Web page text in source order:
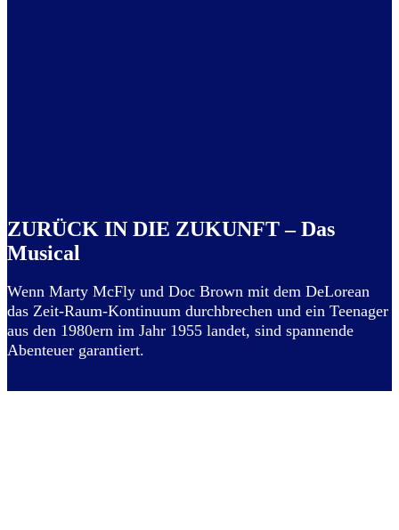
ZURÜCK IN DIE ZUKUNFT – Das
Musical
Wenn Marty McFly und Doc Brown mit dem DeLorean
das Zeit-Raum-Kontinuum durchbrechen und ein Teenager
aus den 1980ern im Jahr 1955 landet, sind spannende
Abenteuer garantiert.